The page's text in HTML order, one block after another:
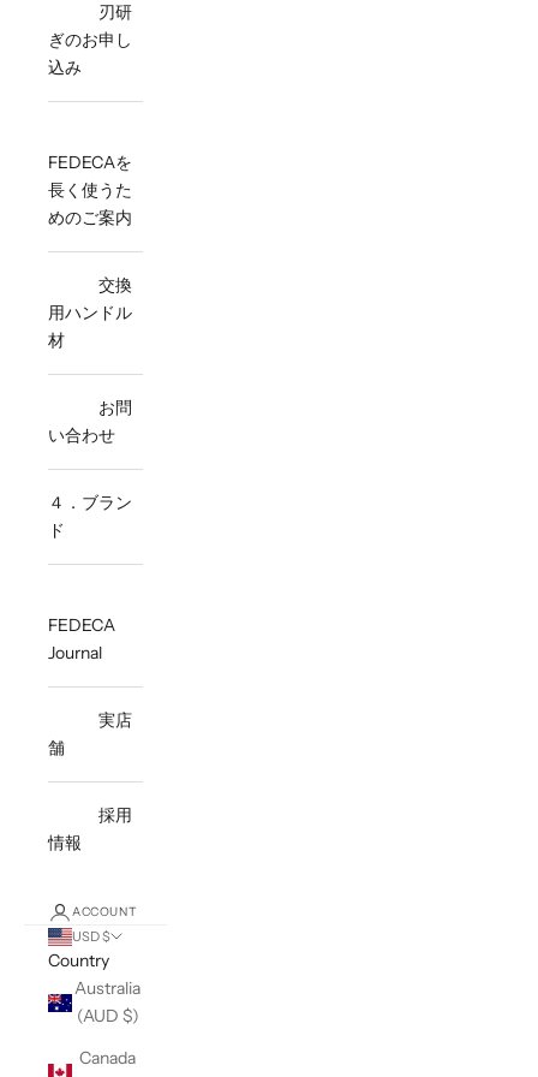
刃研
ぎのお申し
込み
FEDECAを
長く使うた
めのご案内
交換
用ハンドル
材
お問
い合わせ
４．ブラン
ド
FEDECA
Journal
実店
舗
採用
情報
ACCOUNT
USD $
Country
Australia
(AUD $)
Canada